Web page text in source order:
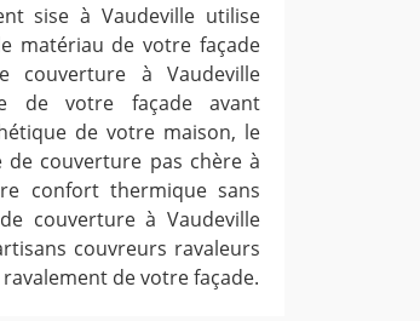
sise à Vaudeville utilise
matériau de votre façade
couverture à Vaudeville
de votre façade avant
de votre maison, le
de couverture pas chère à
confort thermique sans
couverture à Vaudeville
couvreurs ravaleurs
de votre façade.